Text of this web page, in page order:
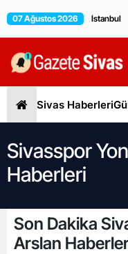
07 Ağustos 2026
Sivas Haberleri
Sivasspor
Haberleri
Son Dakika
Arslan